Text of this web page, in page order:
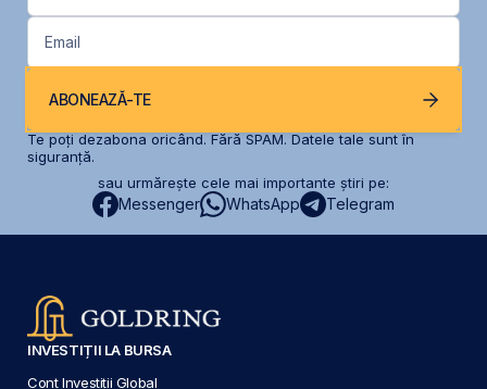
Email
ABONEAZĂ-TE
Te poți dezabona oricând. Fără SPAM. Datele tale sunt în
siguranță.
sau urmărește cele mai importante știri pe:
Messenger WhatsApp Telegram
INVESTIȚII LA BURSA
Cont Investiții Global